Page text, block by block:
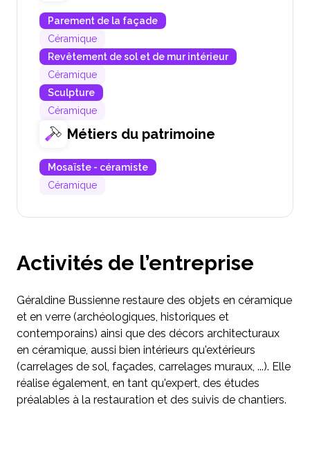
Parement de la façade
Céramique
Revêtement de sol et de mur intérieur
Céramique
Sculpture
Céramique
Métiers du patrimoine
Mosaïste - céramiste
Céramique
Activités de l’entreprise
Géraldine Bussienne restaure des objets en céramique
et en verre (archéologiques, historiques et
contemporains) ainsi que des décors architecturaux
en céramique, aussi bien intérieurs qu'extérieurs
(carrelages de sol, façades, carrelages muraux, ...). Elle
réalise également, en tant qu'expert, des études
préalables à la restauration et des suivis de chantiers.